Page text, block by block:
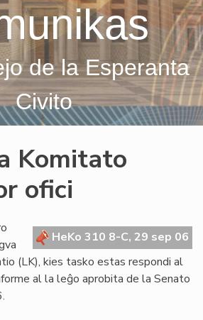
de la Esperanta
Civito
Komitato
ofici
HeKo 310 8-C, 29 sep 06
(LK), kies tasko estas respondi al
al la leĝo aprobita de la Senato